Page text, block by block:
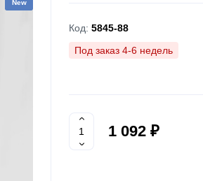
New
Код: 5845-88
Под заказ 4-6 недель
1 092 ₽